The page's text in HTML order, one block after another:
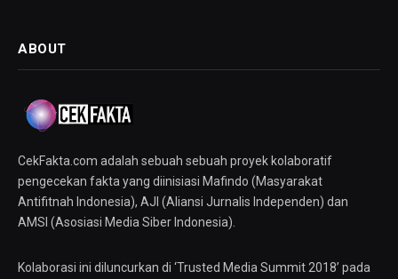
ABOUT
CekFakta.com adalah sebuah sebuah proyek kolaboratif
pengecekan fakta yang diinisiasi Mafindo (Masyarakat
Antifitnah Indonesia), AJI (Aliansi Jurnalis Independen) dan
AMSI (Asosiasi Media Siber Indonesia).
Kolaborasi ini diluncurkan di ‘Trusted Media Summit 2018’ pada